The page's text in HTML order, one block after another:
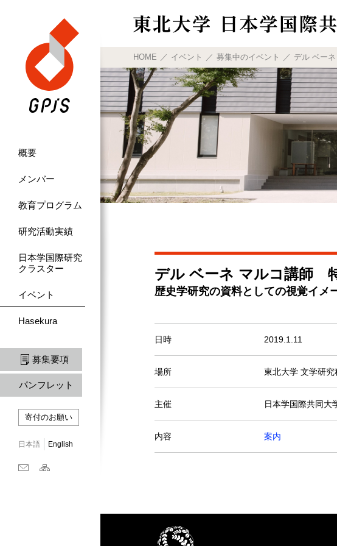
概要
メンバー
教育プログラム
研究活動実績
日本学国際研究
クラスター
イベント
Hasekura
募集要項
パンフレット
寄付のお願い
日本語 English
HOME イベント 募集中のイベント デル ベー
デル ベーネ マルコ講師
歴史学研究の資料としての視覚イメ
日時 2019.1.11
場所 東北大学 文学研究
主催 日本学国際共同大
内容 案内